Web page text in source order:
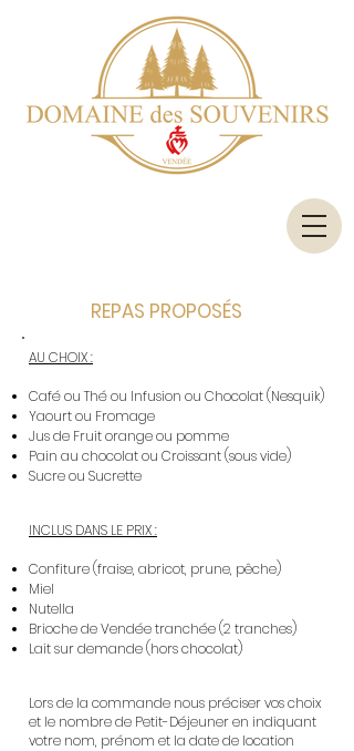
REPAS PROPOSÉS
AU CHOIX :
Café ou Thé ou Infusion ou Chocolat (Nesquik)
Yaourt ou Fromage
Jus de Fruit orange ou pomme
Pain au chocolat ou Croissant (sous vide)
Sucre ou Sucrette
INCLUS DANS LE PRIX :
Confiture (fraise, abricot, prune, pêche)
Miel
Nutella
Brioche de Vendée tranchée (2 tranches)
Lait sur demande (hors chocolat)
Lors de la commande nous préciser vos choix
et le nombre de Petit-Déjeuner en indiquant
votre nom, prénom et la date de location